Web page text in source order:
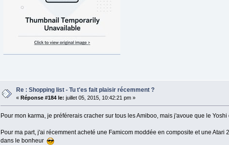
Re : Shopping list - Tu t'es fait plaisir récemment ?
« Réponse #184 le: juillet 05, 2015, 10:42:21 pm »
Pour mon karma, je préférerais cracher sur tous les Amiboo, mais j'avoue que le
Pour ma part, j'ai récemment acheté une Famicom moddée en composite et une
dans le bonheur